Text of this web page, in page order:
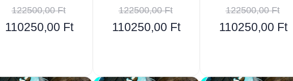
122500,00Ft
110250,00 Ft
122500,00Ft
110250,00 Ft
122500,00Ft
110250,00 Ft